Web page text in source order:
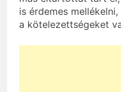
is érdemes
a kötelezettségeket